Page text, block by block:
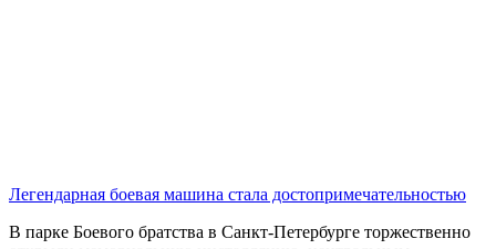
Легендарная боевая машина стала достопримечательностью
В парке Боевого братства в Санкт-Петербурге торжественно